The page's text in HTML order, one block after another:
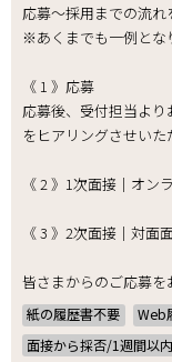
応募～採用までの流れ
※あくまでも一例とな
《 1 》応募
応募後、受付担当よ
をヒアリングさせいた
《 2 》1次面接｜オン
《 3 》2次面接｜対面
皆さまからのご応募を
紙の履歴書不要 Web
面接から採否/1週間以内